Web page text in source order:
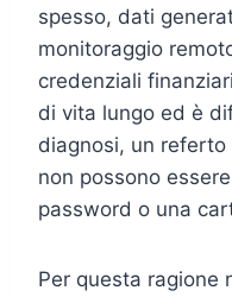
spesso, dati
monitoraggio
credenziali
di vita lungo ed è
diagnosi, un
non possono
password o una
Per questa ragione